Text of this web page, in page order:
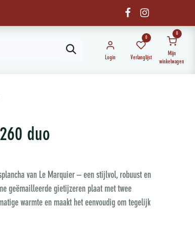
Login
0
Verlanglijst
0
Mijn
winkelwagen
duo
van Le Marquier – een stijlvol, robuust en
geëmailleerde gietijzeren plaat met twee
warmte en maakt het eenvoudig om tegelijk